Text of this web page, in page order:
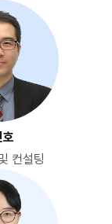
호
컨설팅